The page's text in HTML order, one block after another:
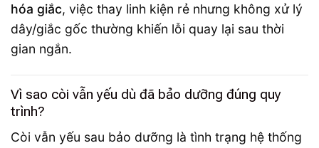
hóa giắc, việc thay linh kiện rẻ nhưng không xử lý
dây/giắc gốc thường khiến lỗi quay lại sau thời
gian ngắn.
Vì sao còi vẫn yếu dù đã bảo dưỡng đúng quy
trình?
Còi vẫn yếu sau bảo dưỡng là tình trạng hệ thống